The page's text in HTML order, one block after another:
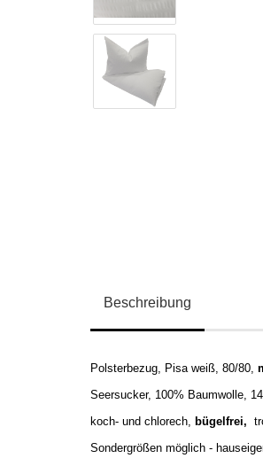
Beschreibung
Polsterbezug, Pisa weiß, 80/80,
Seersucker, 100% Baumwolle,
koch- und chlorech, bügelfrei,
Sondergrößen möglich -